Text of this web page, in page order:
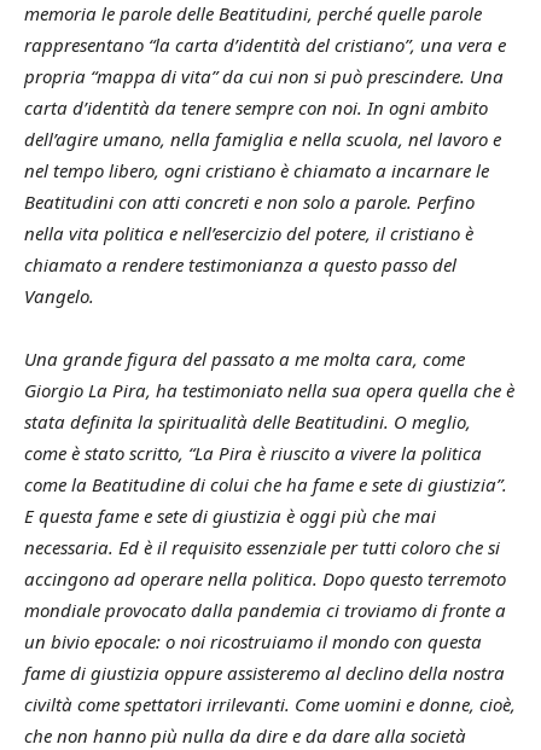
memoria le parole delle Beatitudini, perché quelle parole
rappresentano “la carta d’identità del cristiano”, una vera e
propria “mappa di vita” da cui non si può prescindere. Una
carta d’identità da tenere sempre con noi. In ogni ambito
dell’agire umano, nella famiglia e nella scuola, nel lavoro e
nel tempo libero, ogni cristiano è chiamato a incarnare le
Beatitudini con atti concreti e non solo a parole. Perfino
nella vita politica e nell’esercizio del potere, il cristiano è
chiamato a rendere testimonianza a questo passo del
Vangelo.
Una grande figura del passato a me molta cara, come
Giorgio La Pira, ha testimoniato nella sua opera quella che è
stata definita la spiritualità delle Beatitudini. O meglio,
come è stato scritto, “La Pira è riuscito a vivere la politica
come la Beatitudine di colui che ha fame e sete di giustizia”.
E questa fame e sete di giustizia è oggi più che mai
necessaria. Ed è il requisito essenziale per tutti coloro che si
accingono ad operare nella politica. Dopo questo terremoto
mondiale provocato dalla pandemia ci troviamo di fronte a
un bivio epocale: o noi ricostruiamo il mondo con questa
fame di giustizia oppure assisteremo al declino della nostra
civiltà come spettatori irrilevanti. Come uomini e donne, cioè,
che non hanno più nulla da dire e da dare alla società